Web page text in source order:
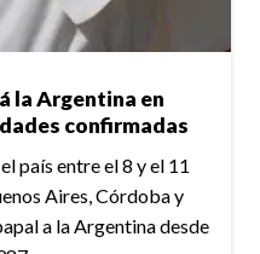
la Argentina en
confirmadas
país entre el 8 y el 11
Aires, Córdoba y
a la Argentina desde